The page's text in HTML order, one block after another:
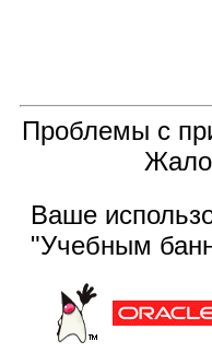
Проблемы с
Ваше
"Учебным